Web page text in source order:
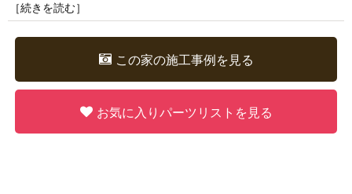
［続きを読む］
この家の施工事例を見る
お気に入りパーツリストを見る